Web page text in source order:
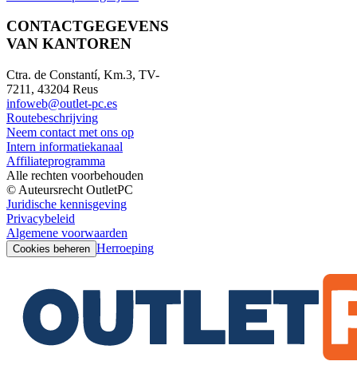
CONTACTGEGEVENS
VAN KANTOREN
Ctra. de Constantí, Km.3, TV-
7211, 43204 Reus
infoweb@outlet-pc.es
Routebeschrijving
Neem contact met ons op
Intern informatiekanaal
Affiliateprogramma
Alle rechten voorbehouden
© Auteursrecht OutletPC
Juridische kennisgeving
Privacybeleid
Algemene voorwaarden
Cookies beheren Herroeping